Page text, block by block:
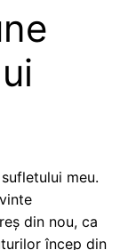
meu.
din nou, ca
încep din